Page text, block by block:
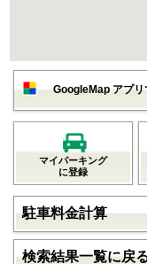
GoogleMap アプリ
マイパーキング
に登録
駐車料金計算
検索結果一覧に戻